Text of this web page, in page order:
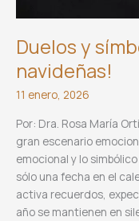
Duelos y
navideñas!
11 enero, 2026
Por: Dra. Rosa María
gran escenario
emocional y lo
sólo una fecha en el
activa recuerdos,
año se mantienen en